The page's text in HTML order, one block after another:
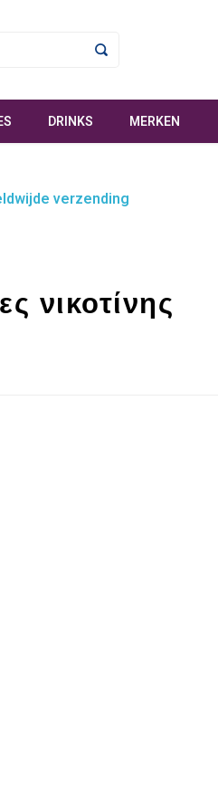
DRINKS MERKEN
verzending
νικοτίνης